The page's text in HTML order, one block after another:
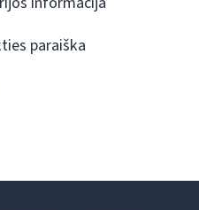
paraiška